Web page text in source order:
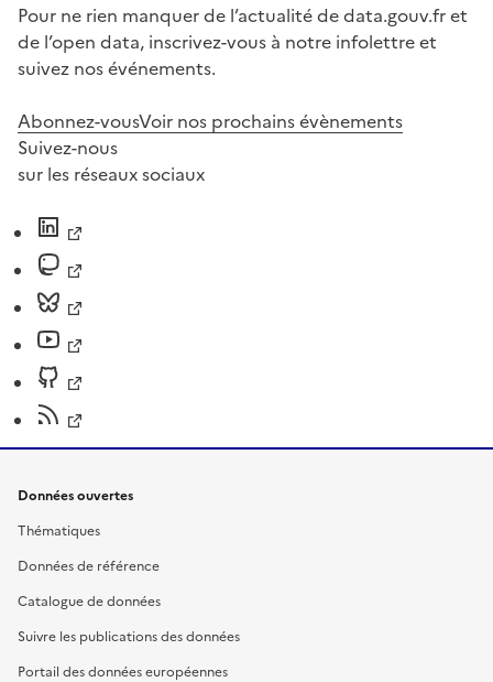
Pour ne rien manquer de l’actualité de data.gouv.fr et
de l’open data, inscrivez-vous à notre infolettre et
suivez nos événements.
Abonnez-vousVoir nos prochains évènements
Suivez-nous
sur les réseaux sociaux
Données ouvertes
Thématiques
Données de référence
Catalogue de données
Suivre les publications des données
Portail des données européennes